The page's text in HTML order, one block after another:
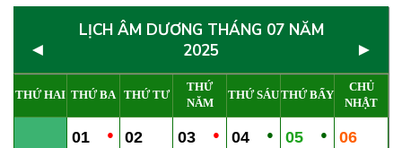
◄
LỊCH ÂM DƯƠNG THÁNG 07 NĂM
2025
►
THỨ HAI THỨ BA THỨ TƯ
THỨ
NĂM
THỨ SÁUTHỨ BẨY
CHỦ
NHẬT
●
01 02 ●
03 ●
04 ●
05 06